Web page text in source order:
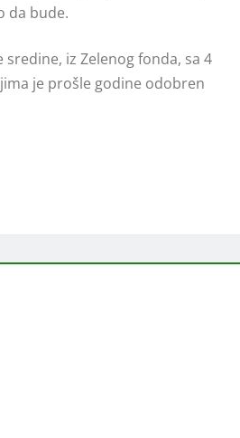
da bude.
iz Zelenog fonda, sa 4
je prošle godine odobren